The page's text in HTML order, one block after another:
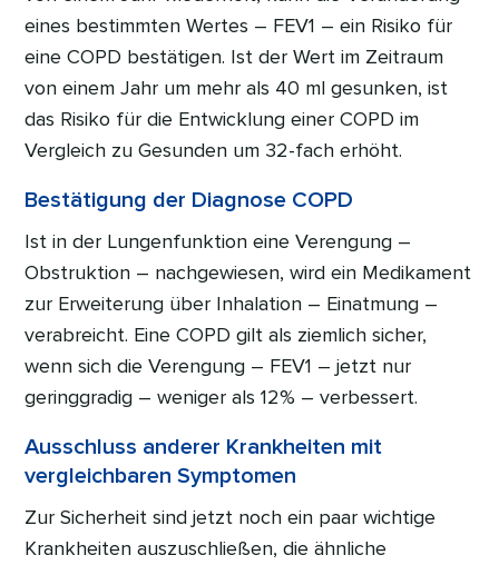
eines bestimmten Wertes – FEV1 – ein Risiko für
eine COPD bestätigen. Ist der Wert im Zeitraum
von einem Jahr um mehr als 40 ml gesunken, ist
das Risiko für die Entwicklung einer COPD im
Vergleich zu Gesunden um 32-fach erhöht.
Bestätigung der Diagnose COPD
Ist in der Lungenfunktion eine Verengung –
Obstruktion – nachgewiesen, wird ein Medikament
zur Erweiterung über Inhalation – Einatmung –
verabreicht. Eine COPD gilt als ziemlich sicher,
wenn sich die Verengung – FEV1 – jetzt nur
geringgradig – weniger als 12% – verbessert.
Ausschluss anderer Krankheiten mit
vergleichbaren Symptomen
Zur Sicherheit sind jetzt noch ein paar wichtige
Krankheiten auszuschließen, die ähnliche